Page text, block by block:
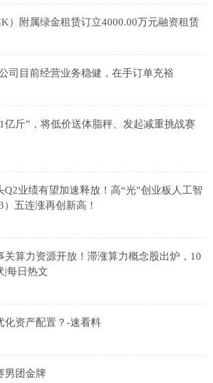
）附属绿金租赁订立4000.00万元融资租赁
司目前经营业务稳健，在手订单充裕
亿斤”，将低价送体脂秤、发起减重挑战赛
业绩有望加速释放！高“光”创业板人工智
五连涨再创新高！
关算力资源开放！滞涨算力概念股出炉，10
|每日热文
化资产配置？-速看料
男团金牌